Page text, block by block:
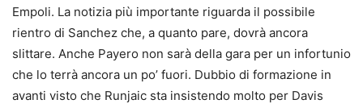
Empoli. La notizia più importante riguarda il possibile
rientro di Sanchez che, a quanto pare, dovrà ancora
slittare. Anche Payero non sarà della gara per un infortunio
che lo terrà ancora un po’ fuori. Dubbio di formazione in
avanti visto che Runjaic sta insistendo molto per Davis